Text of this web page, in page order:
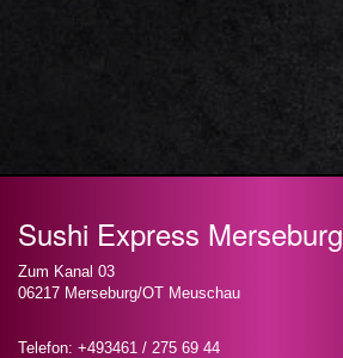
Sushi Express Merseburg
Zum Kanal 03
06217 Merseburg/OT Meuschau
Telefon: +493461 / 275 69 44